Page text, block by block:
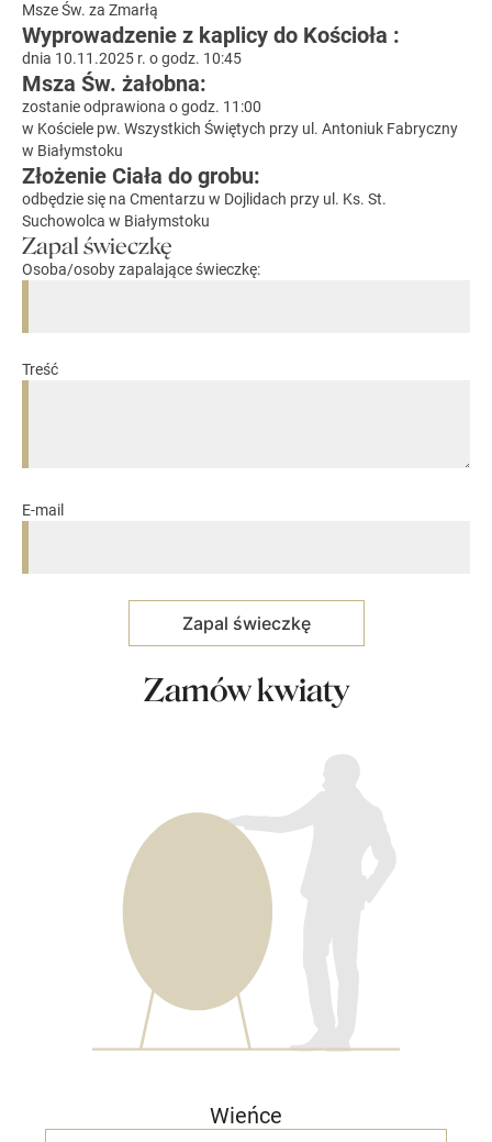
Msze Św. za Zmarłą
Wyprowadzenie z kaplicy do Kościoła :
dnia 10.11.2025 r. o godz. 10:45
Msza Św. żałobna:
zostanie odprawiona o godz. 11:00
w Kościele pw. Wszystkich Świętych przy ul. Antoniuk Fabryczny
w Białymstoku
Złożenie Ciała do grobu:
odbędzie się na Cmentarzu w Dojlidach przy ul. Ks. St.
Suchowolca w Białymstoku
Zapal świeczkę
Osoba/osoby zapalające świeczkę:
Treść
E-mail
Zamów kwiaty
Wieńce